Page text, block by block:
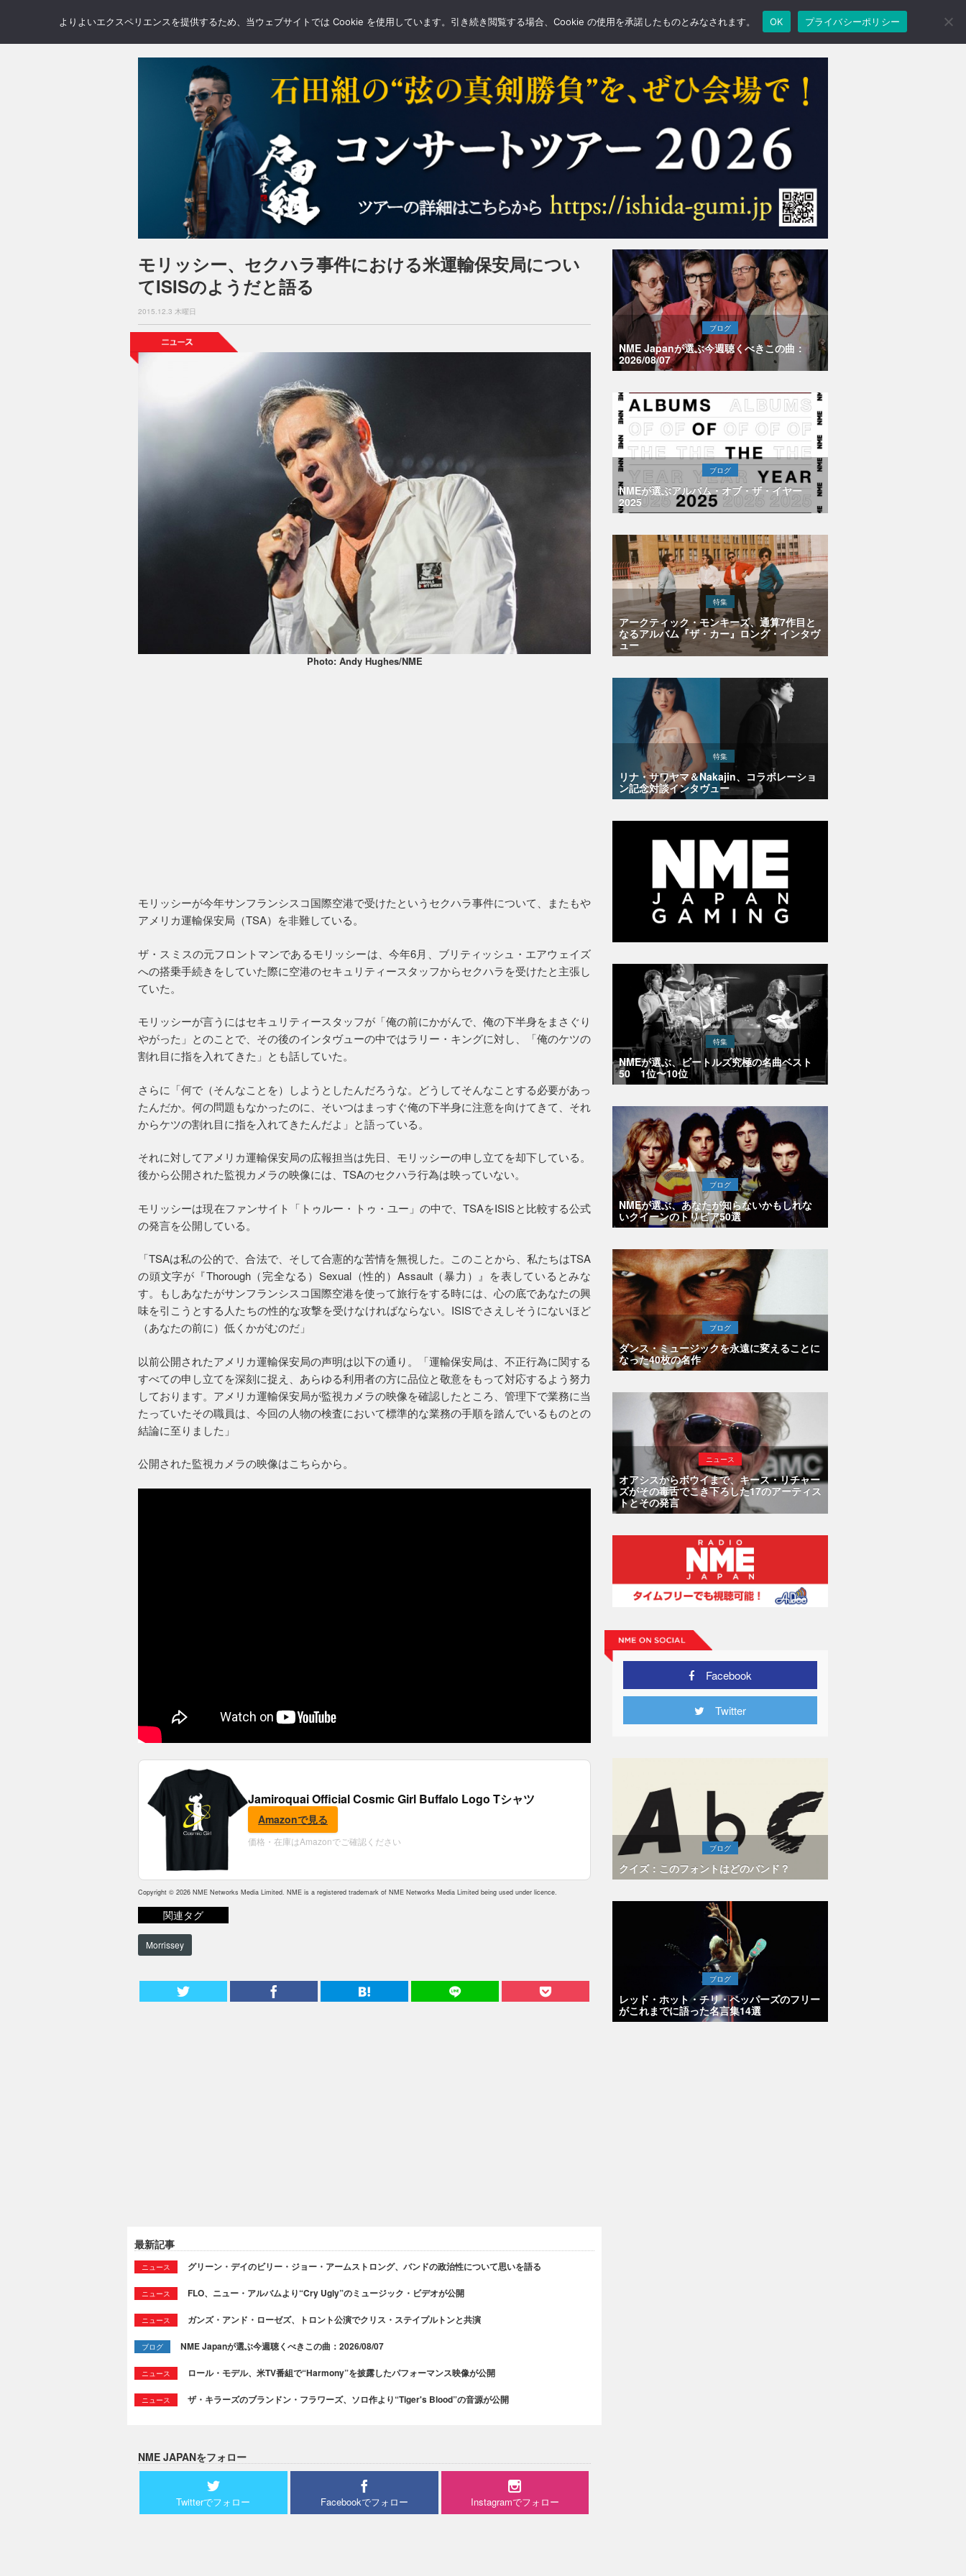
NEWS REVIEWS GALLERY BLOGS FEATURE
モリッシー、セクハラ事件における米運輸保安局につい
てISISのようだと語る
2015.12.3 木曜日
Photo: Andy Hughes/NME
モリッシーが今年サンフランシスコ国際空港で受けたというセクハラ事件について、またもや
アメリカ運輸保安局（TSA）を非難している。
ザ・スミスの元フロントマンであるモリッシーは、今年6月、ブリティッシュ・エアウェイズ
への搭乗手続きをしていた際に空港のセキュリティースタッフからセクハラを受けたと主張し
ていた。
モリッシーが言うにはセキュリティースタッフが「俺の前にかがんで、俺の下半身をまさぐり
やがった」とのことで、その後のインタヴューの中ではラリー・キングに対し、「俺のケツの
割れ目に指を入れてきた」とも話していた。
さらに「何で（そんなことを）しようとしたんだろうな。どうしてそんなことする必要があっ
たんだか。何の問題もなかったのに、そいつはまっすぐ俺の下半身に注意を向けてきて、それ
からケツの割れ目に指を入れてきたんだよ」と語っている。
それに対してアメリカ運輸保安局の広報担当は先日、モリッシーの申し立てを却下している。
後から公開された監視カメラの映像には、TSAのセクハラ行為は映っていない。
モリッシーは現在ファンサイト「トゥルー・トゥ・ユー」の中で、TSAをISISと比較する公式
の発言を公開している。
「TSAは私の公的で、合法で、そして合憲的な苦情を無視した。このことから、私たちはTSA
の頭文字が『Thorough（完全なる）Sexual（性的）Assault（暴力）』を表しているとみな
す。もしあなたがサンフランシスコ国際空港を使って旅行をする時には、心の底であなたの興
味を引こうとする人たちの性的な攻撃を受けなければならない。ISISでさえしそうにないほど
（あなたの前に）低くかがむのだ」
以前公開されたアメリカ運輸保安局の声明は以下の通り。「運輸保安局は、不正行為に関する
すべての申し立てを深刻に捉え、あらゆる利用者の方に品位と敬意をもって対応するよう努力
しております。アメリカ運輸保安局が監視カメラの映像を確認したところ、管理下で業務に当
たっていたその職員は、今回の人物の検査において標準的な業務の手順を踏んでいるものとの
結論に至りました」
公開された監視カメラの映像はこちらから。
Jamiroquai Official Cosmic Girl Buffalo Logo Tシャツ
Amazonで見る
価格・在庫はAmazonでご確認ください
Copyright © 2026 NME Networks Media Limited. NME is a registered trademark of NME Networks Media Limited being used under licence.
関連タグ
Morrissey
最新記事
ニュース グリーン・デイのビリー・ジョー・アームストロング、バンドの政治性について思いを語る
ニュース FLO、ニュー・アルバムより“Cry Ugly”のミュージック・ビデオが公開
ニュース ガンズ・アンド・ローゼズ、トロント公演でクリス・ステイプルトンと共演
ブログ NME Japanが選ぶ今週聴くべきこの曲：2026/08/07
ニュース ロール・モデル、米TV番組で“Harmony”を披露したパフォーマンス映像が公開
ニュース ザ・キラーズのブランドン・フラワーズ、ソロ作より“Tiger's Blood”の音源が公開
NME JAPANをフォロー
Twitterでフォロー Facebookでフォロー Instagramでフォロー
ブログ
NME Japanが選ぶ今週聴くべきこの曲：
2026/08/07
ブログ
NMEが選ぶアルバム・オブ・ザ・イヤー
2025
特集
アークティック・モンキーズ、通算7作目と
なるアルバム『ザ・カー』ロング・インタヴ
ュー
特集
リナ・サワヤマ＆Nakajin、コラボレーショ
ン記念対談インタヴュー
特集
NMEが選ぶ、ビートルズ究極の名曲ベスト
50 1位〜10位
ブログ
NMEが選ぶ、あなたが知らないかもしれな
いクイーンのトリビア50選
ブログ
ダンス・ミュージックを永遠に変えることに
なった40枚の名作
ニュース
オアシスからボウイまで、キース・リチャー
ズがその毒舌でこき下ろした17のアーティス
トとその発言
Facebook
Twitter
ブログ
クイズ：このフォントはどのバンド？
ブログ
レッド・ホット・チリ・ペッパーズのフリー
がこれまでに語った名言集14選
よりよいエクスペリエンスを提供するため、当ウェブサイトでは Cookie を使用しています。引き続き閲覧する場合、Cookie の使用を承諾したものとみなされます。 OK プライバシーポリシー